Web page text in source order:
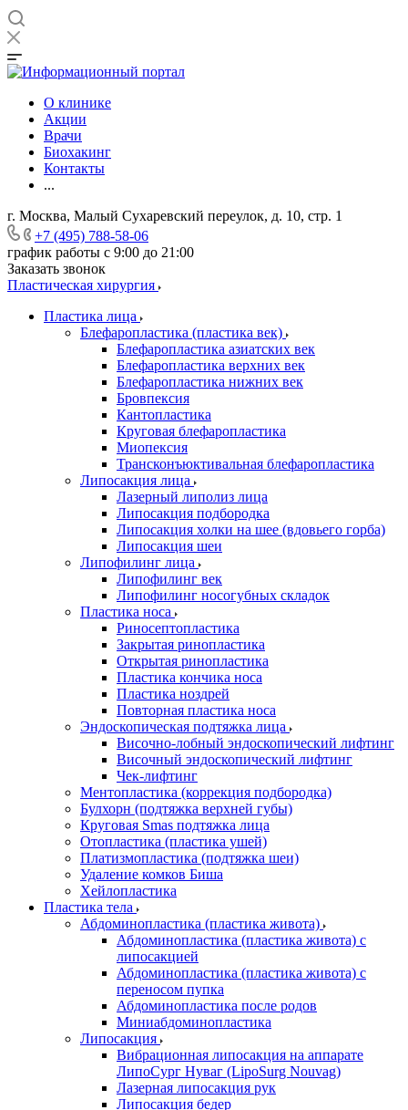
О клинике
Акции
Врачи
Биохакинг
Контакты
...
г. Москва, Малый Сухаревский переулок, д. 10, стр. 1
+7 (495) 788-58-06
график работы с 9:00 до 21:00
Заказать звонок
Пластическая хирургия
Пластика лица
Блефаропластика (пластика век)
Блефаропластика азиатских век
Блефаропластика верхних век
Блефаропластика нижних век
Бровпексия
Кантопластика
Круговая блефаропластика
Миопексия
Трансконъюктивальная блефаропластика
Липосакция лица
Лазерный липолиз лица
Липосакция подбородка
Липосакция холки на шее (вдовьего горба)
Липосакция шеи
Липофилинг лица
Липофилинг век
Липофилинг носогубных складок
Пластика носа
Риносептопластика
Закрытая ринопластика
Открытая ринопластика
Пластика кончика носа
Пластика ноздрей
Повторная пластика носа
Эндоскопическая подтяжка лица
Височно-лобный эндоскопический лифтинг
Височный эндоскопический лифтинг
Чек-лифтинг
Ментопластика (коррекция подбородка)
Булхорн (подтяжка верхней губы)
Круговая Smas подтяжка лица
Отопластика (пластика ушей)
Платизмопластика (подтяжка шеи)
Удаление комков Биша
Хейлопластика
Пластика тела
Абдоминопластика (пластика живота)
Абдоминопластика (пластика живота) с
липосакцией
Абдоминопластика (пластика живота) с
переносом пупка
Абдоминопластика после родов
Миниабдоминопластика
Липосакция
Вибрационная липосакция на аппарате
ЛипоСург Нуваг (LipoSurg Nouvag)
Лазерная липосакция рук
Липосакция бедер